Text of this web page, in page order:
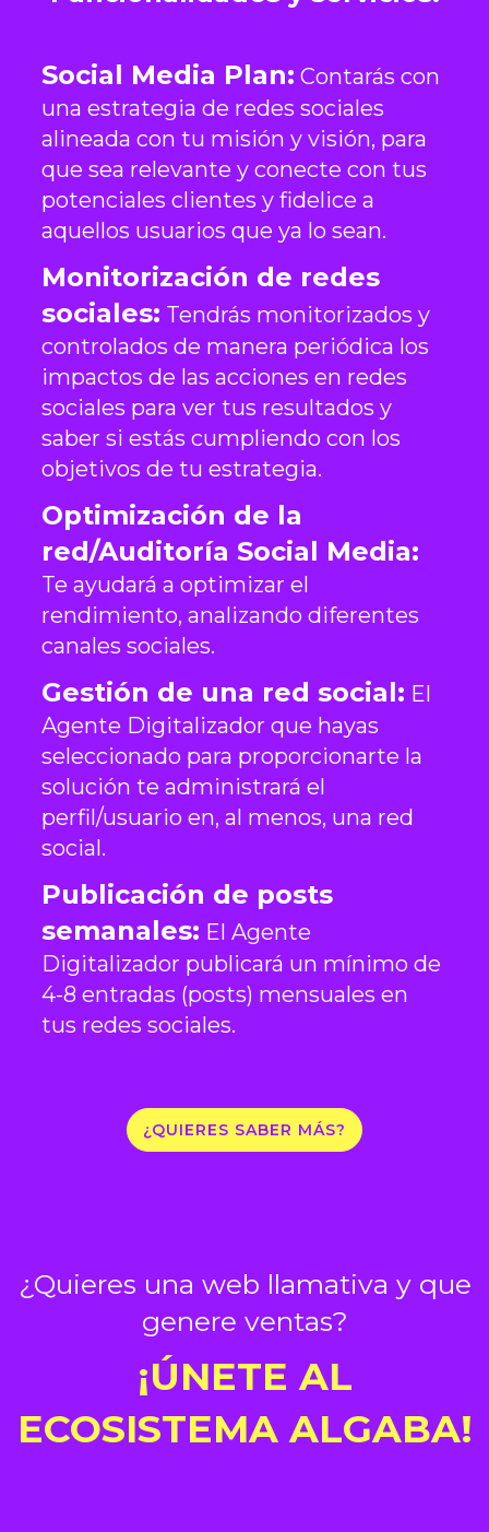
Social Media Plan: Contarás con
una estrategia de redes sociales
alineada con tu misión y visión, para
que sea relevante y conecte con tus
potenciales clientes y fidelice a
aquellos usuarios que ya lo sean.
Monitorización de redes
sociales: Tendrás monitorizados y
controlados de manera periódica los
impactos de las acciones en redes
sociales para ver tus resultados y
saber si estás cumpliendo con los
objetivos de tu estrategia.
Optimización de la
red/Auditoría Social Media:
Te ayudará a optimizar el
rendimiento, analizando diferentes
canales sociales.
Gestión de una red social: El
Agente Digitalizador que hayas
seleccionado para proporcionarte la
solución te administrará el
perfil/usuario en, al menos, una red
social.
Publicación de posts
semanales: El Agente
Digitalizador publicará un mínimo de
4-8 entradas (posts) mensuales en
tus redes sociales.
¿QUIERES SABER MÁS?
¿Quieres una web llamativa y que
genere ventas?
¡ÚNETE AL
ECOSISTEMA ALGABA!